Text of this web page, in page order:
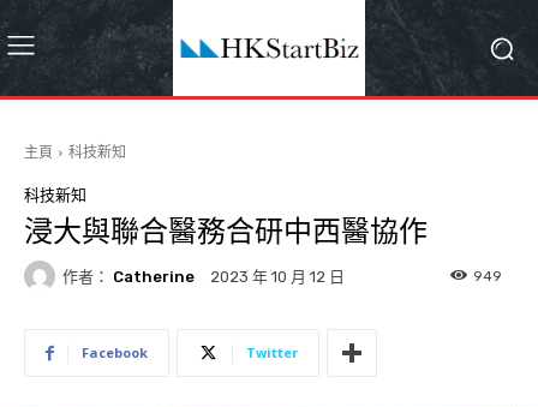
主頁 科技新知
科技新知
浸大與聯合醫務合研中西醫協作
作者： Catherine 2023 年 10 月 12 日 949
Facebook Twitter